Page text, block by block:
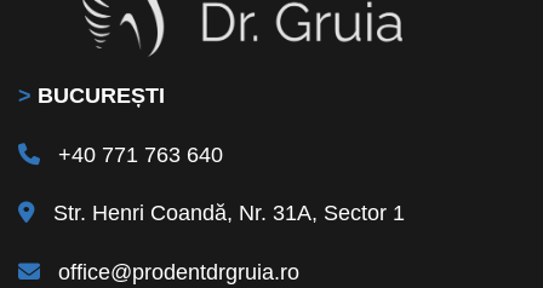
> BUCUREȘTI
+40 771 763 640
Str. Henri Coandă, Nr. 31A, Sector 1
office@prodentdrgruia.ro